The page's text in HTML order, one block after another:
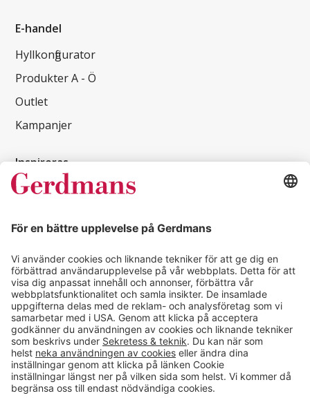
E-handel
Hyllkonfigurator
Produkter A - Ö
Outlet
Kampanjer
Inspireras
Kundcase
Läsvärt
Kontakt
info@gerdmans.se
0433-740 80
Kundservice öppettider
Vardagar 07.30-17.00